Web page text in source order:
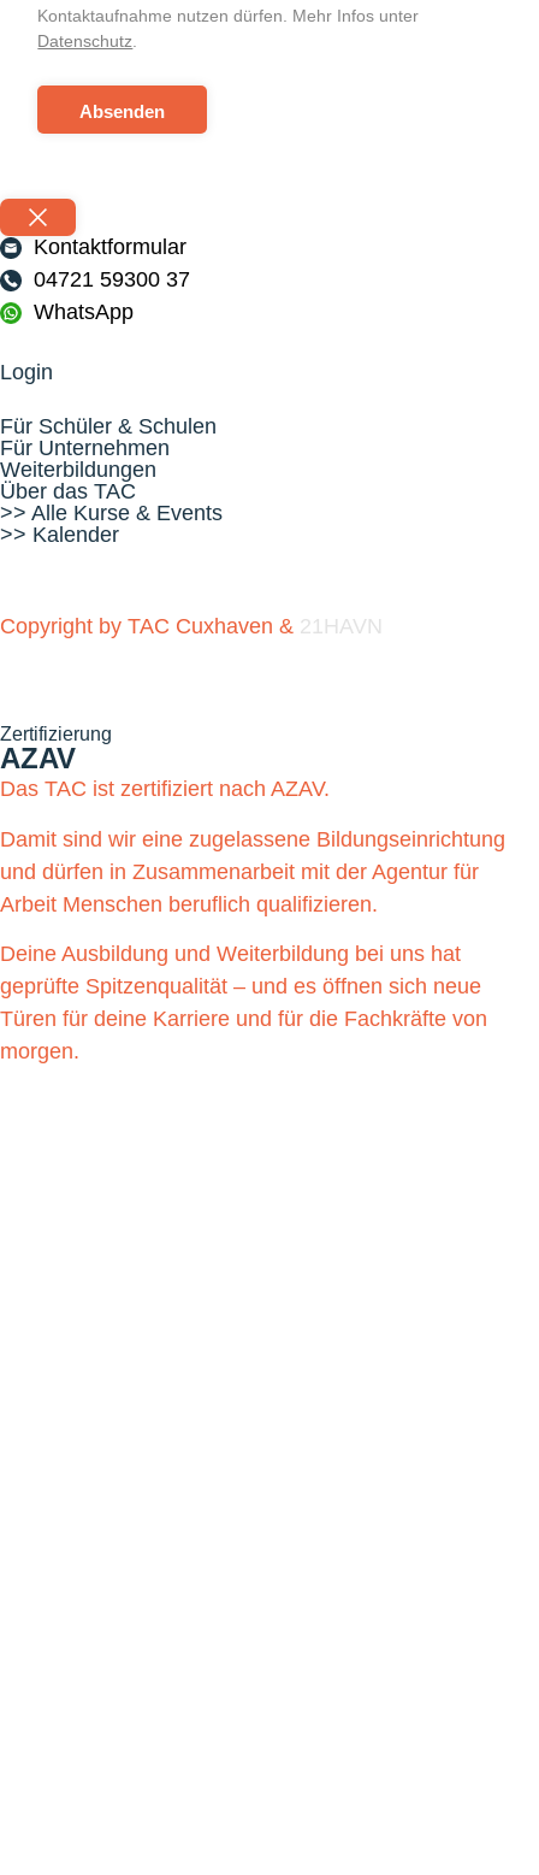
Kontaktaufnahme nutzen dürfen. Mehr Infos unter
Datenschutz.
Absenden
Kontaktformular
04721 59300 37
WhatsApp
Login
Für Schüler & Schulen
Für Unternehmen
Weiterbildungen
Über das TAC
>> Alle Kurse & Events
>> Kalender
Copyright by TAC Cuxhaven & 21HAVN
Zertifizierung
AZAV
Das TAC ist zertifiziert nach AZAV.
Damit sind wir eine zugelassene Bildungseinrichtung
und dürfen in Zusammenarbeit mit der Agentur für
Arbeit Menschen beruflich qualifizieren.
Deine Ausbildung und Weiterbildung bei uns hat
geprüfte Spitzenqualität – und es öffnen sich neue
Türen für deine Karriere und für die Fachkräfte von
morgen.